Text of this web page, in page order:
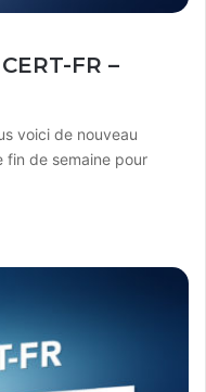
FR –
voici de nouveau
fin de semaine pour